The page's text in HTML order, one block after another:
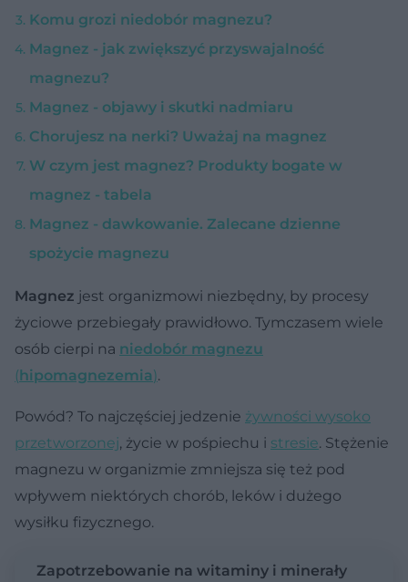
Komu grozi niedobór magnezu?
Magnez - jak zwiększyć przyswajalność
magnezu?
Magnez - objawy i skutki nadmiaru
Chorujesz na nerki? Uważaj na magnez
W czym jest magnez? Produkty bogate w
magnez - tabela
Magnez - dawkowanie. Zalecane dzienne
spożycie magnezu
Magnez jest organizmowi niezbędny, by procesy
życiowe przebiegały prawidłowo. Tymczasem wiele
osób cierpi na niedobór magnezu
(hipomagnezemia).
Powód? To najczęściej jedzenie żywności wysoko
przetworzonej, życie w pośpiechu i stresie. Stężenie
magnezu w organizmie zmniejsza się też pod
wpływem niektórych chorób, leków i dużego
wysiłku fizycznego.
Zapotrzebowanie na witaminy i minerały